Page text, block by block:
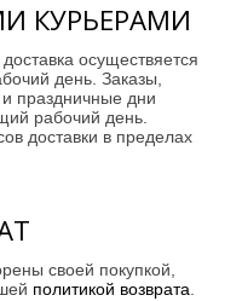
КУРЬЕРАМИ
осуществяется
день. Заказы,
праздничные дни
рабочий день.
доставки в пределах
своей покупкой,
политикой возврата